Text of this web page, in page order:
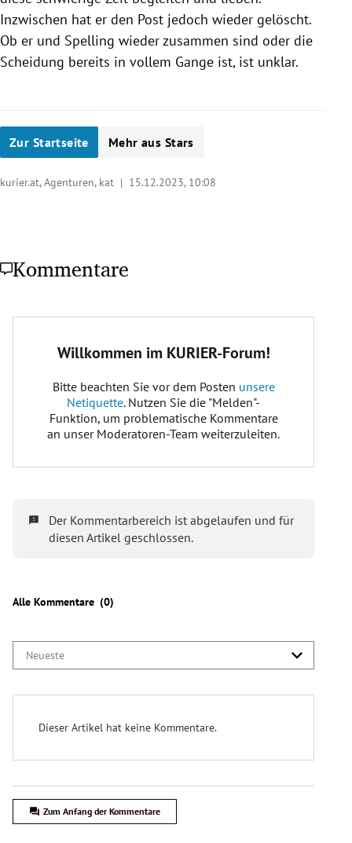
Inzwischen hat er den Post jedoch wieder gelöscht.
Ob er und Spelling wieder zusammen sind oder die
Scheidung bereits in vollem Gange ist, ist unklar.
Zur Startseite Mehr aus Stars
kurier.at, Agenturen, kat | 15.12.2023, 10:08
Kommentare